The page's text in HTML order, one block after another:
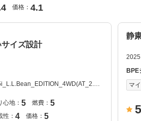
価格： 4.1
イズ設計
心地： 5 燃費： 5
性： 4 価格： 5
静
BPE
マ